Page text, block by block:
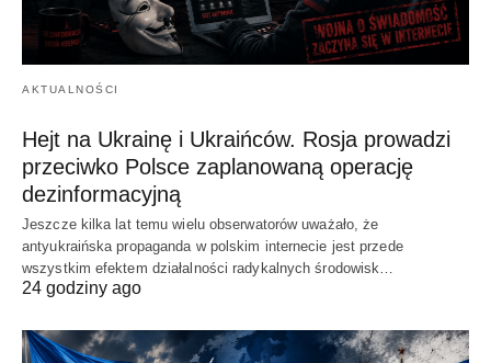
AKTUALNOŚCI
Hejt na Ukrainę i Ukraińców. Rosja prowadzi
przeciwko Polsce zaplanowaną operację
dezinformacyjną
Jeszcze kilka lat temu wielu obserwatorów uważało, że
antyukraińska propaganda w polskim internecie jest przede
wszystkim efektem działalności radykalnych środowisk…
24 godziny ago